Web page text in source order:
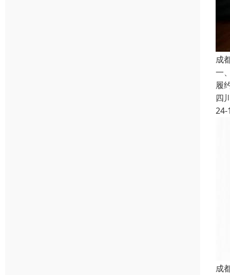
成
一
履
四
24-
成